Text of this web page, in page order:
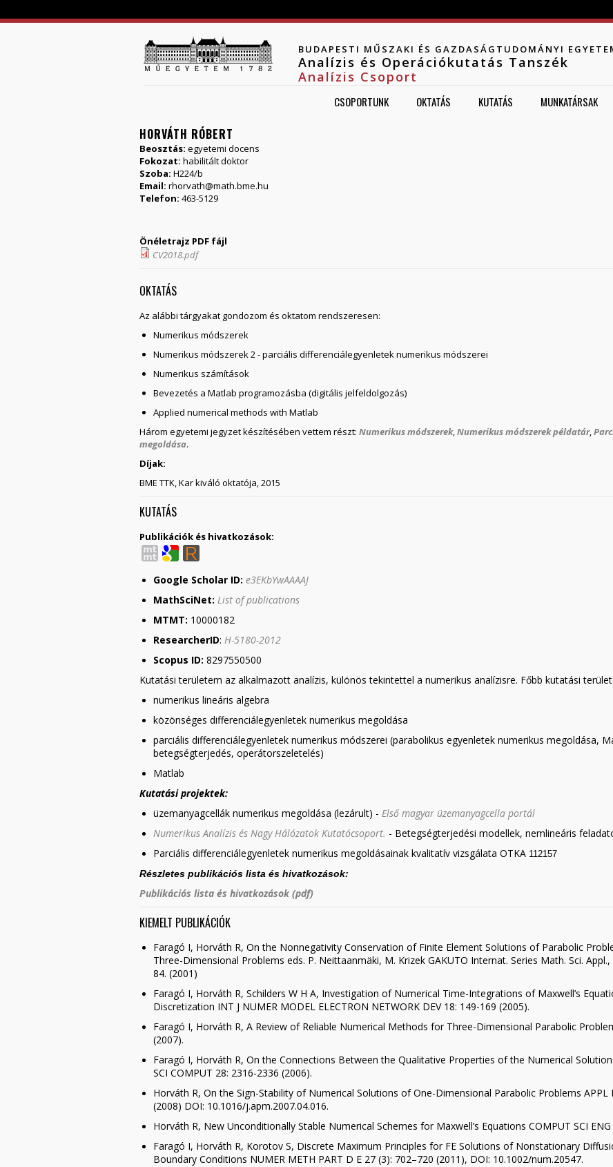
BUDAPESTI MŰSZAKI ÉS GAZDASÁGTUDOMÁNYI
Analízis és Operációkutatás Tanszék
Analízis Csoport
CSOPORTUNK OKTATÁS KUTATÁS MUNKATÁRSAK
HORVÁTH RÓBERT
Beosztás: egyetemi docens
Fokozat: habilitált doktor
Szoba: H224/b
Email: rhorvath@math.bme.hu
Telefon: 463-5129
Önéletrajz PDF fájl
CV2018.pdf
OKTATÁS
Az alábbi tárgyakat gondozom és oktatom rendszeresen:
Numerikus módszerek
Numerikus módszerek 2 - parciális differenciálegyenletek numerikus módszerei
Numerikus számítások
Bevezetés a Matlab programozásba (digitális jelfeldolgozás)
Applied numerical methods with Matlab
Három egyetemi jegyzet készítésében vettem részt: Numerikus módszerek,Numerikus módszerek példatár,
megoldása.
Díjak:
BME TTK, Kar kiváló oktatója, 2015
KUTATÁS
Publikációk és hivatkozások:
Google Scholar ID: e3EKbYwAAAAJ
MathSciNet: List of publications
MTMT: 10000182
ResearcherID: H-5180-2012
Scopus ID: 8297550500
Kutatási területem az alkalmazott analízis, különös tekintettel a numerikus analízisre. Főbb kutatási
numerikus lineáris algebra
közönséges differenciálegyenletek numerikus megoldása
parciális differenciálegyenletek numerikus módszerei (parabolikus egyenletek numerikus megoldása,
betegségterjedés, operátorszeletelés)
Matlab
Kutatási projektek:
üzemanyagcellák numerikus megoldása (lezárult) - Első magyar üzemanyagcella portál
Numerikus Analízis és Nagy Hálózatok Kutatócsoport. - Betegségterjedési modellek, nemlineáris
Parciális differenciálegyenletek numerikus megoldásainak kvalitatív vizsgálata OTKA 112157
Részletes publikációs lista és hivatkozások:
Publikációs lista és hivatkozások (pdf)
KIEMELT PUBLIKÁCIÓK
Faragó I, Horváth R, On the Nonnegativity Conservation of Finite Element Solutions of Parabolic
Three-Dimensional Problems eds. P. Neittaanmäki, M. Krizek GAKUTO Internat. Series Math. Sci.
84. (2001)
Faragó I, Horváth R, Schilders W H A, Investigation of Numerical Time-Integrations of Maxwell’s
Discretization INT J NUMER MODEL ELECTRON NETWORK DEV 18: 149-169 (2005).
Faragó I, Horváth R, A Review of Reliable Numerical Methods for Three-Dimensional Parabolic
(2007).
Faragó I, Horváth R, On the Connections Between the Qualitative Properties of the Numerical
SCI COMPUT 28: 2316-2336 (2006).
Horváth R, On the Sign-Stability of Numerical Solutions of One-Dimensional Parabolic Problems APPL
(2008) DOI: 10.1016/j.apm.2007.04.016.
Horváth R, New Unconditionally Stable Numerical Schemes for Maxwell’s Equations COMPUT SCI
Faragó I, Horváth R, Korotov S, Discrete Maximum Principles for FE Solutions of Nonstationary
Boundary Conditions NUMER METH PART D E 27 (3): 702–720 (2011), DOI: 10.1002/num.20547.